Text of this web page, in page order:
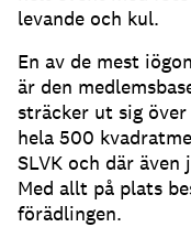
levande och kul.
En av de mest
är den
sträcker ut sig
hela 500
SLVK och där även
Med allt på plats
förädlingen.